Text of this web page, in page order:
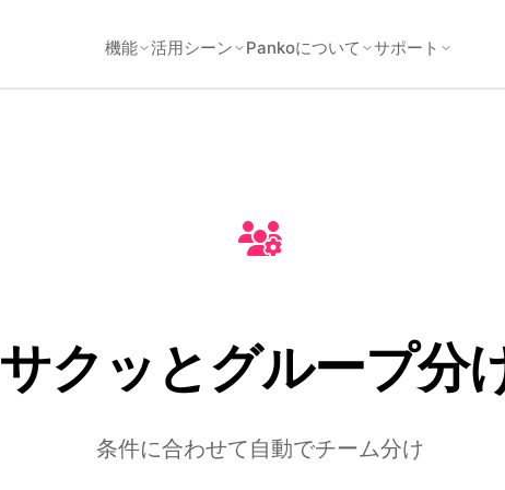
機能 活用シーン Pankoについて サポート
サクッとグループ分
条件に合わせて自動でチーム分け